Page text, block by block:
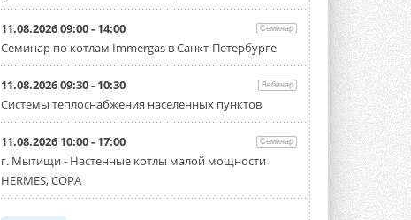
11.08.2026 09:00 - 14:00 Семинар
Семинар по котлам Immergas в Санкт-Петербурге
11.08.2026 09:30 - 10:30 Вебинар
Системы теплоснабжения населенных пунктов
11.08.2026 10:00 - 17:00 Семинар
г. Мытищи - Настенные котлы малой мощности
HERMES, COPA